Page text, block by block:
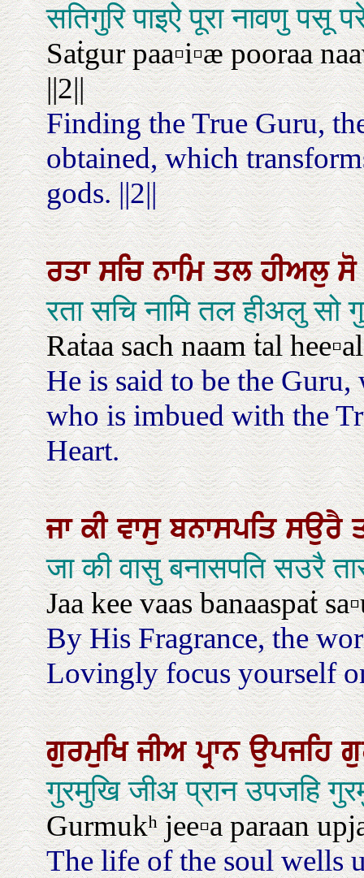
सतिगुरि पाइऐ पूरा नावणु
Saṫgur paa▫i▫æ pooraa
||2||
Finding the True Guru,
obtained, which
gods. ||2||
ਰਤਾਸਚਿਨਾਮਿਤਲਹੀਅਲੁ
रता सचि नामि तल हीअलु सो
Raṫaa sach naam ṫal
He is said to be the
who is imbued with the
Heart.
ਜਾਕੀਵਾਸੁਬਨਾਸਪਤਿਸਉਰੈ
जा की वासु बनासपति सउरै
Jaa kee vaas banaaspaṫ
By His Fragrance, the
Lovingly focus yourself
ਗੁਰਮੁਖਿਜੀਅਪ੍ਰਾਨਉਪਜਹਿ
गुरमुखि जीअ प्रान उपजहि
Gurmukʰ jee▫a paraan
The life of the soul wells